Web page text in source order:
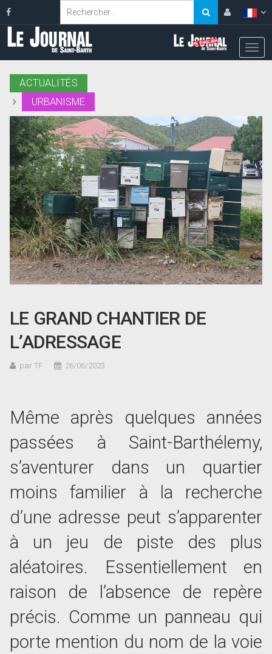
ACTUALITÉS
URBANISME
LE GRAND CHANTIER DE
L’ADRESSAGE
par TF 26/06/2023
Même après quelques années
passées à Saint-Barthélemy,
s’aventurer dans un quartier
moins familier à la recherche
d’une adresse peut s’apparenter
à un jeu de piste des plus
aléatoires. Essentiellement en
raison de l’absence de repère
précis. Comme un panneau qui
porte mention du nom de la voie